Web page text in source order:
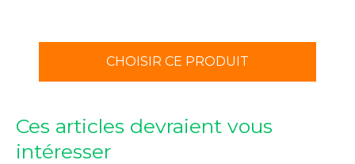
CHOISIR CE PRODUIT
Ces articles devraient vous
intéresser